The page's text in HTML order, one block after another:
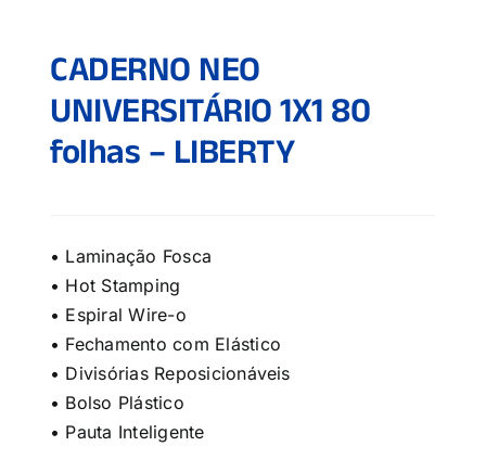
CADERNO NEO
UNIVERSITÁRIO 1X1 80
folhas – LIBERTY
• Laminação Fosca
• Hot Stamping
• Espiral Wire-o
• Fechamento com Elástico
• Divisórias Reposicionáveis
• Bolso Plástico
• Pauta Inteligente